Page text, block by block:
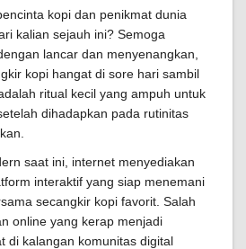
kopi dan penikmat dunia
kalian sejauh ini? Semoga
lancar dan menyenangkan,
kopi hangat di sore hari sambil
ritual kecil yang ampuh untuk
dihadapkan pada rutinitas
saat ini, internet menyediakan
interaktif yang siap menemani
secangkir kopi favorit. Salah
online yang kerap menjadi
di kalangan komunitas digital